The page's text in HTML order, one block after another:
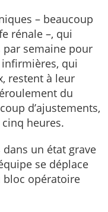
– beaucoup
rénale –, qui
par semaine pour
qui
restent à leur
du
d’ajustements,
heures.
un état grave
se déplace
bloc opératoire